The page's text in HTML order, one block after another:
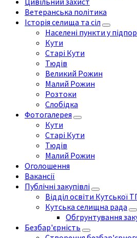
Ветеранська політика
Історія селища та сіл
Населені пункти у
Кути
Старі Кути
Тюдів
Великий Рожин
Малий Рожин
Розтоки
Слобідка
Фотогалерея
Кути
Старі Кути
Тюдів
Малий Рожин
Оголошення
Вакансії
Публічні закупівлі
Відділ освіти Кутської
Кутська селищна рада
Обгрунтування
Безбар'єрність